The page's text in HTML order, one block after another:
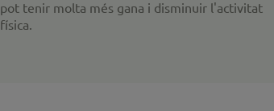
pot tenir molta més gana i disminuir l'activitat
física.